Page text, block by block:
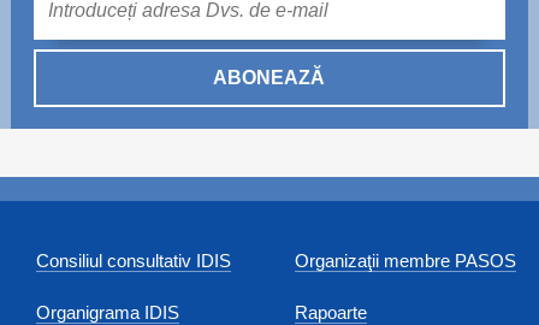
ABONEAZĂ
Consiliul consultativ IDIS
Organigrama IDIS
Organizaţii membre PASOS
Rapoarte